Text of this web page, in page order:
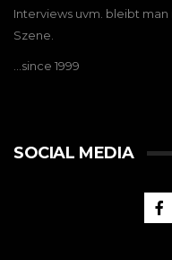
Interviews uvm. bleibt
Szene.
…since 1999
SOCIAL MEDIA